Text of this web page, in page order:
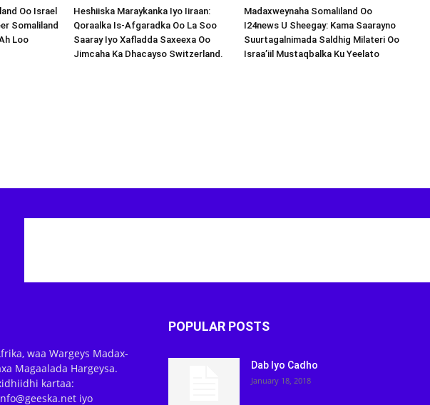
Oo Israel
Somaliland
Loo
Heshiiska Maraykanka Iyo Iiraan:
Qoraalka Is-Afgaradka Oo La Soo
Saaray Iyo Xafladda Saxeexa Oo
Jimcaha Ka Dhacayso Switzerland.
Madaxweynaha Somaliland Oo
I24news U Sheegay: Kama Saarayno
Suurtagalnimada Saldhig Milateri Oo
Israa’iil Mustaqbalka Ku Yeelato
waa Wargeys Madax-
Magaalada Hargeysa.
kartaa:
iyo
POPULAR POSTS
Dab Iyo Cadho
January 18, 2018